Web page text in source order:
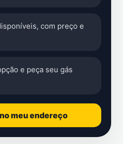
com preço e
e peça seu gás
meu endereço